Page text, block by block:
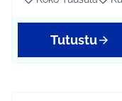
Rajaa tulokset
Tutustu